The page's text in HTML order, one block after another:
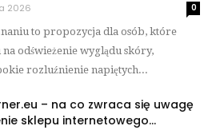
2026
0
to propozycja dla osób, które
odświeżenie wyglądu skóry,
rozluźnienie napiętych...
– na co zwraca się uwagę
sklepu internetowego...